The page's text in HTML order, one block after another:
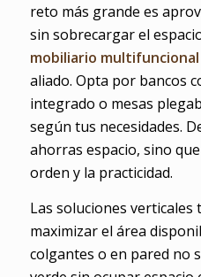
reto más grande es
sin sobrecargar el
mobiliario multifuncional
aliado. Opta por bancos
integrado o mesas
según tus necesidades.
ahorras espacio, sino
orden y la practicidad.
Las soluciones verticales
maximizar el área
colgantes o en pared no